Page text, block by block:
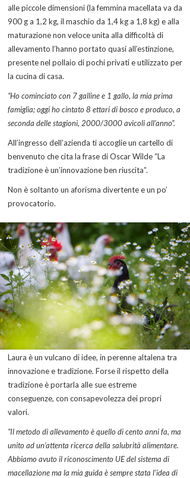
alle piccole dimensioni (la femmina macellata va da
900 g a 1,2 kg, il maschio da 1,4 kg a 1,8 kg) e alla
maturazione non veloce unita alla difficoltà di
allevamento l’hanno portato quasi all’estinzione,
presente nel pollaio di pochi privati e utilizzato per
la cucina di casa.
“Ho cominciato con 7 galline e 1 gallo, la mia prima
famiglia; oggi ho cintato 8 ettari di bosco e produco, a
seconda delle stagioni, 2000/3000 avicoli all’anno”.
All’ingresso dell’azienda ti accoglie un cartello di
benvenuto che cita la frase di Oscar Wilde “La
tradizione è un’innovazione ben riuscita”.
Non è soltanto un aforisma divertente e un po’
provocatorio.
Laura è un vulcano di idee, in perenne altalena tra
innovazione e tradizione. Forse il rispetto della
tradizione è portarla alle sue estreme
conseguenze, con consapevolezza dei propri
valori.
“Il metodo di allevamento è quello di cento anni fa, ma
unito ad un’attenta ricerca della salubrità alimentare.
Abbiamo avuto il riconoscimento UE del sistema di
macellazione ma la mia guida è sempre stata l’idea di